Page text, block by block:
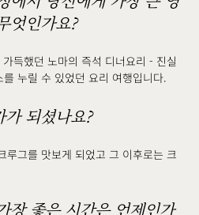
인가요?
득했던 노마의 즉석 디너요리 - 진실
누릴 수 있었던 요리 여행입니다.
되셨나요?
그를 맛보게 되었고 그 이후로는 크